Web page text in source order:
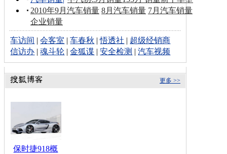
2010年9月汽车销量 8月汽车销量 7月汽车销量
企业销量
车访间 |会客室 |车春秋 |悟透社 | 超级经销商
信访办 |魂斗轮 |金狐谍 |安全检测 |汽车视频
更多 >>
保时捷918概